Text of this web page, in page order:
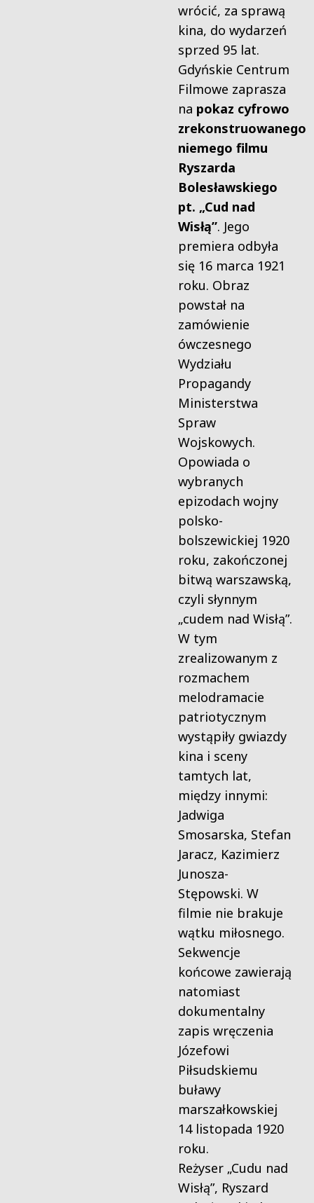
wrócić, za sprawą
kina, do wydarzeń
sprzed 95 lat.
Gdyńskie Centrum
Filmowe zaprasza
na pokaz cyfrowo
zrekonstruowanego
niemego filmu
Ryszarda
Bolesławskiego
pt. „Cud nad
Wisłą”. Jego
premiera odbyła
się 16 marca 1921
roku. Obraz
powstał na
zamówienie
ówczesnego
Wydziału
Propagandy
Ministerstwa
Spraw
Wojskowych.
Opowiada o
wybranych
epizodach wojny
polsko-
bolszewickiej 1920
roku, zakończonej
bitwą warszawską,
czyli słynnym
„cudem nad Wisłą”.
W tym
zrealizowanym z
rozmachem
melodramacie
patriotycznym
wystąpiły gwiazdy
kina i sceny
tamtych lat,
między innymi:
Jadwiga
Smosarska, Stefan
Jaracz, Kazimierz
Junosza-
Stępowski. W
filmie nie brakuje
wątku miłosnego.
Sekwencje
końcowe zawierają
natomiast
dokumentalny
zapis wręczenia
Józefowi
Piłsudskiemu
buławy
marszałkowskiej
14 listopada 1920
roku.
Reżyser „Cudu nad
Wisłą”, Ryszard